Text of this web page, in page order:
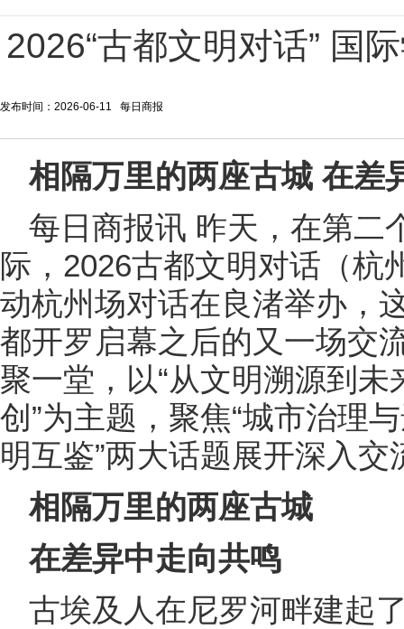
2026“古都文明对话” 国
发布时间：2026-06-11 每日商报
相隔万里的两座古城 在差
每日商报讯 昨天，在第二
际，2026古都文明对话（
动杭州场对话在良渚举办，
都开罗启幕之后的又一场交
聚一堂，以“从文明溯源到
创”为主题，聚焦“城市治理
明互鉴”两大话题展开深入交
相隔万里的两座古城
在差异中走向共鸣
古埃及人在尼罗河畔建起